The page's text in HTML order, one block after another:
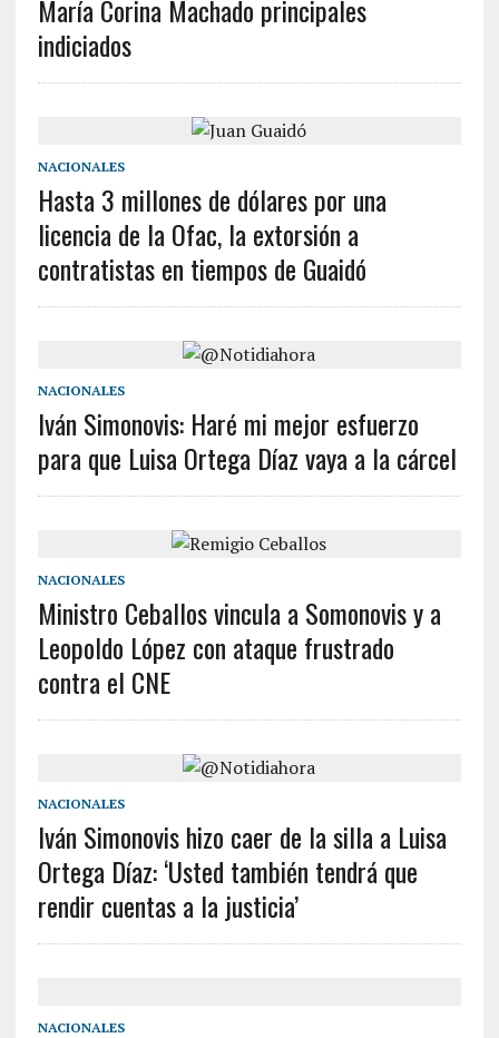
María Corina Machado principales
indiciados
NACIONALES
Hasta 3 millones de dólares por una
licencia de la Ofac, la extorsión a
contratistas en tiempos de Guaidó
NACIONALES
Iván Simonovis: Haré mi mejor esfuerzo
para que Luisa Ortega Díaz vaya a la cárcel
NACIONALES
Ministro Ceballos vincula a Somonovis y a
Leopoldo López con ataque frustrado
contra el CNE
NACIONALES
Iván Simonovis hizo caer de la silla a Luisa
Ortega Díaz: ‘Usted también tendrá que
rendir cuentas a la justicia’
NACIONALES